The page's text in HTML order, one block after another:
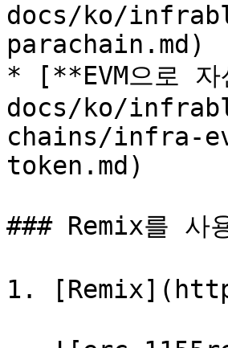
docs/ko/
parachain.md)
* [**EVM으로
docs/ko/
chains/infra-
token.md)
### Remix를 사
1.